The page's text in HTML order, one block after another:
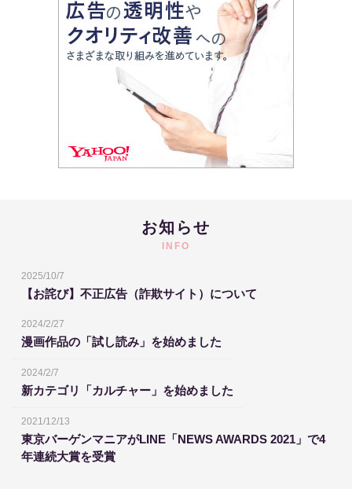
お知らせ
INFO
2025/10/7
【お詫び】不正広告（詐欺サイト）について
2024/2/27
漫画作品の「試し読み」を始めました
2024/2/7
新カテゴリ「カルチャー」を始めました
2021/12/13
東京バーゲンマニアがLINE「NEWS AWARDS 2021」で4
年連続大賞を受賞